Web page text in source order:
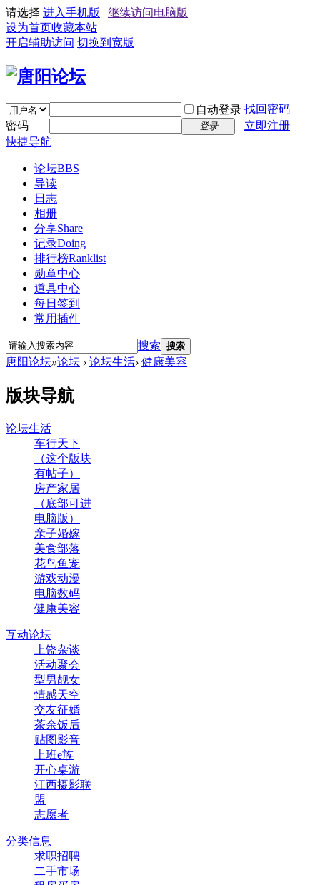
请选择 进入手机版 | 继续访问电脑版
设为首页收藏本站
开启辅助访问 切换到宽版
自动登录 找回密码
密码
登录
立即注册
快捷导航
论坛BBS
导读
日志
相册
分享Share
记录Doing
排行榜Ranklist
勋章中心
道具中心
每日签到
常用插件
搜索 搜索
唐阳论坛»论坛 › 论坛生活› 健康美容
版块导航
论坛生活
车行天下
（这个版块
有帖子）
房产家居
（底部可进
电脑版）
亲子婚嫁
美食部落
花鸟鱼宠
游戏动漫
电脑数码
健康美容
互动论坛
上饶杂谈
活动聚会
型男靓女
情感天空
交友征婚
茶余饭后
贴图影音
上班e族
开心桌游
江西摄影联
盟
志愿者
分类信息
求职招聘
二手市场